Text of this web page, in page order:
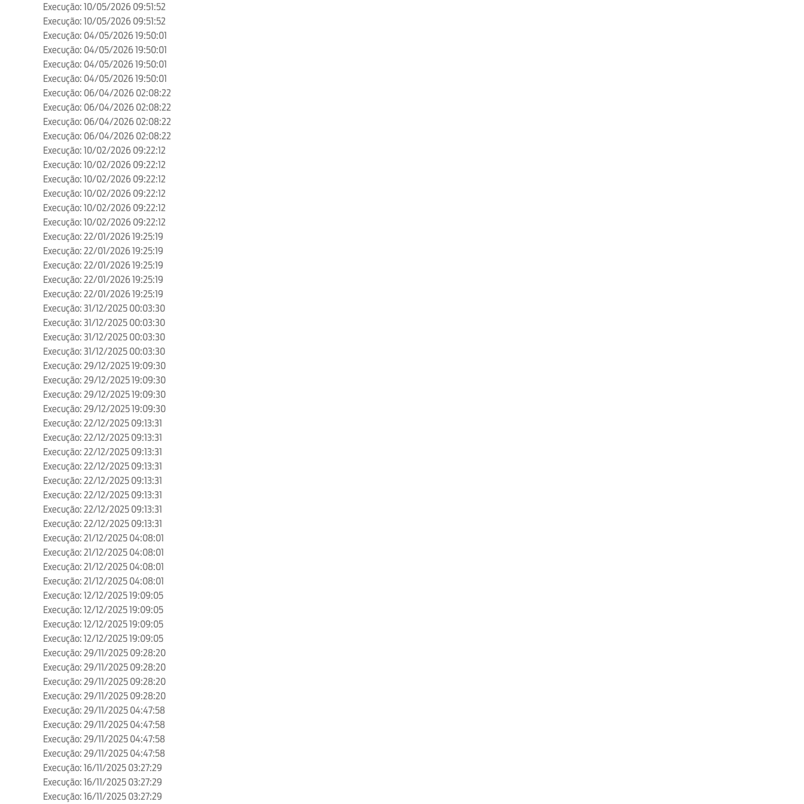
Execução: 10/05/2026 09:51:52
Execução: 10/05/2026 09:51:52
Execução: 04/05/2026 19:50:01
Execução: 04/05/2026 19:50:01
Execução: 04/05/2026 19:50:01
Execução: 04/05/2026 19:50:01
Execução: 06/04/2026 02:08:22
Execução: 06/04/2026 02:08:22
Execução: 06/04/2026 02:08:22
Execução: 06/04/2026 02:08:22
Execução: 10/02/2026 09:22:12
Execução: 10/02/2026 09:22:12
Execução: 10/02/2026 09:22:12
Execução: 10/02/2026 09:22:12
Execução: 10/02/2026 09:22:12
Execução: 10/02/2026 09:22:12
Execução: 22/01/2026 19:25:19
Execução: 22/01/2026 19:25:19
Execução: 22/01/2026 19:25:19
Execução: 22/01/2026 19:25:19
Execução: 22/01/2026 19:25:19
Execução: 31/12/2025 00:03:30
Execução: 31/12/2025 00:03:30
Execução: 31/12/2025 00:03:30
Execução: 31/12/2025 00:03:30
Execução: 29/12/2025 19:09:30
Execução: 29/12/2025 19:09:30
Execução: 29/12/2025 19:09:30
Execução: 29/12/2025 19:09:30
Execução: 22/12/2025 09:13:31
Execução: 22/12/2025 09:13:31
Execução: 22/12/2025 09:13:31
Execução: 22/12/2025 09:13:31
Execução: 22/12/2025 09:13:31
Execução: 22/12/2025 09:13:31
Execução: 22/12/2025 09:13:31
Execução: 22/12/2025 09:13:31
Execução: 21/12/2025 04:08:01
Execução: 21/12/2025 04:08:01
Execução: 21/12/2025 04:08:01
Execução: 21/12/2025 04:08:01
Execução: 12/12/2025 19:09:05
Execução: 12/12/2025 19:09:05
Execução: 12/12/2025 19:09:05
Execução: 12/12/2025 19:09:05
Execução: 29/11/2025 09:28:20
Execução: 29/11/2025 09:28:20
Execução: 29/11/2025 09:28:20
Execução: 29/11/2025 09:28:20
Execução: 29/11/2025 04:47:58
Execução: 29/11/2025 04:47:58
Execução: 29/11/2025 04:47:58
Execução: 29/11/2025 04:47:58
Execução: 16/11/2025 03:27:29
Execução: 16/11/2025 03:27:29
Execução: 16/11/2025 03:27:29